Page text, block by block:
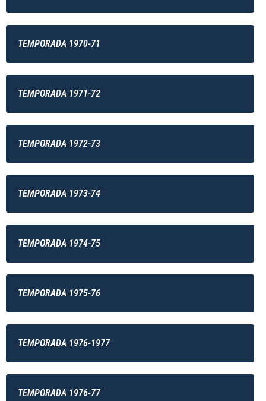
TEMPORADA 1970-71
TEMPORADA 1971-72
TEMPORADA 1972-73
TEMPORADA 1973-74
TEMPORADA 1974-75
TEMPORADA 1975-76
TEMPORADA 1976-1977
TEMPORADA 1976-77